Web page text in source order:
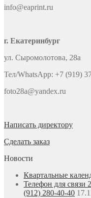
info@eaprint.ru
г. Екатеринбург
ул. Сыромолотова, 28а
Тел/WhatsApp: +7 (919)
foto28a@yandex.ru
Написать директору
Сделать заказ
Новости
Квартальные
Телефон для связи
(912) 280-40-40